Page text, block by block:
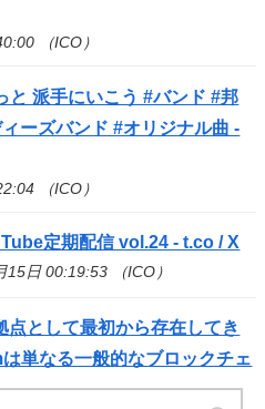
（ICO）
と 派手にいこう #バンド #邦
ーズバンド #オリジナル曲 -
（ICO）
定期配信 vol.24 - t.co / X
日 00:19:53 （ICO）
点として最初から存在してき
単なる一般的なブロックチェ